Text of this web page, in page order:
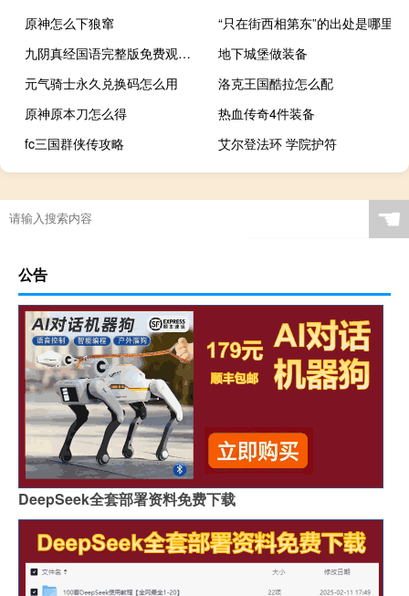
原神怎么下狼窜
“只在街西相第东”的出处是哪里
九阴真经国语完整版免费观看（九阴真经盐帮）
地下城堡做装备
元气骑士永久兑换码怎么用
洛克王国酷拉怎么配
原神原本刀怎么得
热血传奇4件装备
fc三国群侠传攻略
艾尔登法环 学院护符
☚
公告
DeepSeek全套部署资料免费下载